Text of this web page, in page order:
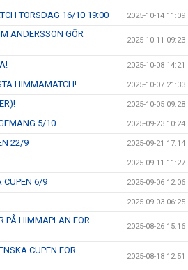
TORSDAG 16/10 19:00 2025-10-14 11:09
ANDERSSON GÖR
2025-10-11 09:23
2025-10-08 14:21
HIMMAMATCH! 2025-10-07 21:33
2025-10-05 09:28
5/10 2025-09-23 10:24
22/9 2025-09-21 17:14
2025-09-11 11:27
CUPEN 6/9 2025-09-06 12:06
2025-09-03 06:25
PÅ HIMMAPLAN FÖR
2025-08-26 15:16
CUPEN FÖR
2025-08-18 12:51